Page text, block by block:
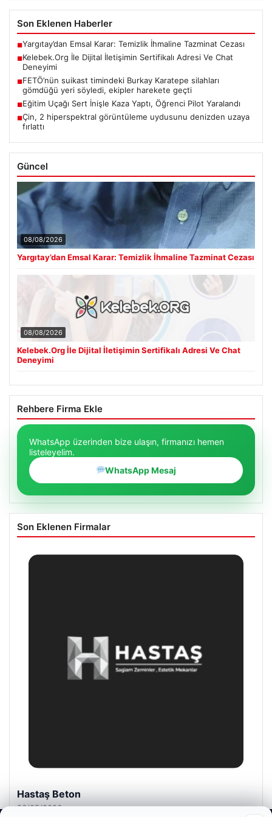
Son Eklenen Haberler
■Yargıtay’dan Emsal Karar: Temizlik İhmaline Tazminat Cezası
■Kelebek.Org İle Dijital İletişimin Sertifikalı Adresi Ve Chat
Deneyimi
■FETÖ’nün suikast timindeki Burkay Karatepe silahları
gömdüğü yeri söyledi, ekipler harekete geçti
■Eğitim Uçağı Sert İnişle Kaza Yaptı, Öğrenci Pilot Yaralandı
■Çin, 2 hiperspektral görüntüleme uydusunu denizden uzaya
fırlattı
Güncel
08/08/2026
Yargıtay’dan Emsal Karar: Temizlik İhmaline Tazminat Cezası
08/08/2026
Kelebek.Org İle Dijital İletişimin Sertifikalı Adresi Ve Chat
Deneyimi
Rehbere Firma Ekle
WhatsApp üzerinden bize ulaşın, firmanızı hemen
listeleyelim.
WhatsApp Mesaj
Son Eklenen Firmalar
Hastaş Beton
26/05/2026